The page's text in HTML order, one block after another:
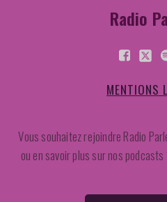
Radio
MENTIONS
Vous souhaitez rejoindre Radio
ou en savoir plus sur nos